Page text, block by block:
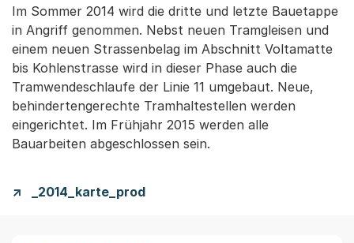
Im Sommer 2014 wird die dritte und letzte Bauetappe
in Angriff genommen. Nebst neuen Tramgleisen und
einem neuen Strassenbelag im Abschnitt Voltamatte
bis Kohlenstrasse wird in dieser Phase auch die
Tramwendeschlaufe der Linie 11 umgebaut. Neue,
behindertengerechte Tramhaltestellen werden
eingerichtet. Im Frühjahr 2015 werden alle
Bauarbeiten abgeschlossen sein.
_2014_karte_prod